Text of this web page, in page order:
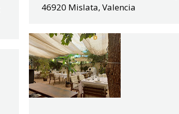
46920 Mislata, Valencia